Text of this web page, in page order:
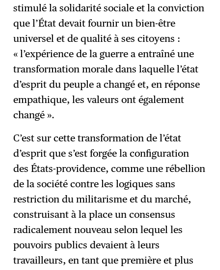
stimulé la solidarité sociale et la conviction
que l’État devait fournir un bien-être
universel et de qualité à ses citoyens :
« l’expérience de la guerre a entraîné une
transformation morale dans laquelle l’état
d’esprit du peuple a changé et, en réponse
empathique, les valeurs ont également
changé ».
C’est sur cette transformation de l’état
d’esprit que s’est forgée la configuration
des États-providence, comme une rébellion
de la société contre les logiques sans
restriction du militarisme et du marché,
construisant à la place un consensus
radicalement nouveau selon lequel les
pouvoirs publics devaient à leurs
travailleurs, en tant que première et plus